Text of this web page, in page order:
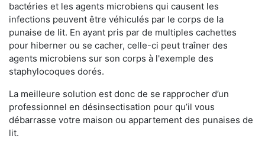
bactéries et les agents microbiens qui causent les
infections peuvent être véhiculés par le corps de la
punaise de lit. En ayant pris par de multiples cachettes
pour hiberner ou se cacher, celle-ci peut traîner des
agents microbiens sur son corps à l'exemple des
staphylocoques dorés.
La meilleure solution est donc de se rapprocher d’un
professionnel en désinsectisation pour qu’il vous
débarrasse votre maison ou appartement des punaises de
lit.